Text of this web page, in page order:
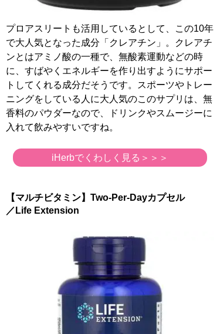
プロアスリートも活用しているとして、この10年
で大人気となった成分「クレアチン」。クレアチ
ンとはアミノ酸の一種で、無酸素運動などの時
に、すばやくエネルギーを作り出すようにサポー
トしてくれる成分だそうです。スポーツやトレー
ニングをしている人に大人気のこのサプリは、無
香料のパウダーなので、ドリンクやスムージーに
入れて飲みやすいですね。
iHerbでくわしく見る＞＞＞
【マルチビタミン】Two-Per-Dayカプセル
／Life Extension